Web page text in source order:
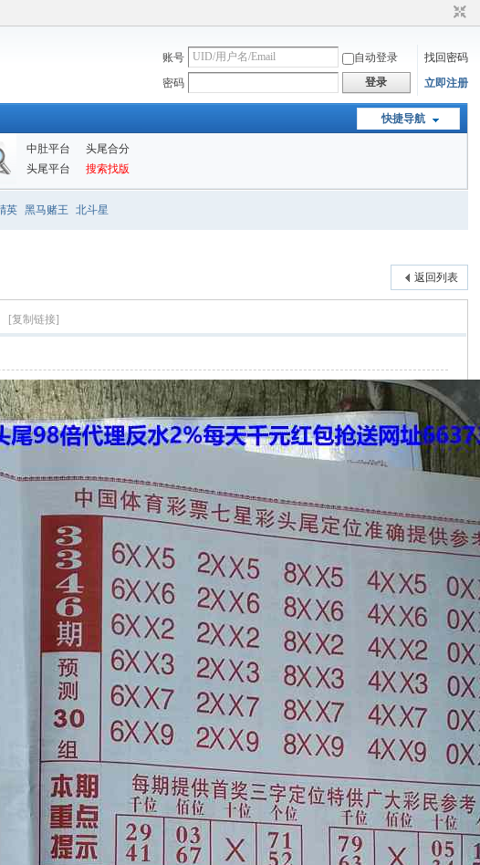
账号 自动登录
找回密码
密码
登录 立即注册
快捷导航
中肚平台
头尾合分
头尾平台
搜索找版
英 黑马赌王 北斗星
返回列表
[复制链接]